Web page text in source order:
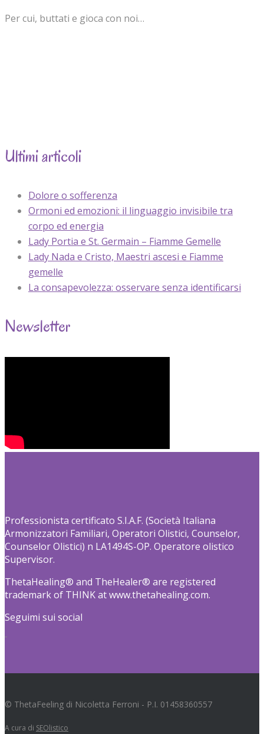
Per cui, buttati e gioca con noi…
Ultimi articoli
Dolore o sofferenza
Ormoni ed emozioni: il linguaggio invisibile tra
corpo ed energia
Lady Portia e St. Germain – Fiamme Gemelle
Lady Nada e Cristo, Maestri ascesi e Fiamme
gemelle
La consapevolezza: osservare senza identificarsi
Newsletter
Professionista certificato S.I.A.F. (Società Italiana
Armonizzatori Familiari, Operatori Olistici, Counselor,
Counselor Olistici) n LA1494S-OP. Operatore olistico
Supervisor.
ThetaHealing® and TheHealer® are registered
trademark of THINK at www.thetahealing.com.
Seguimi sui social
© ThetaFeeling di Nicoletta Ferroni - P.I. 01458360557
A cura di SEOlistico